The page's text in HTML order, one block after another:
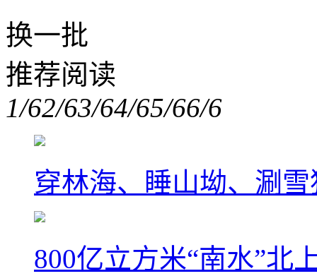
换一批
推荐阅读
1/62/63/64/65/66/6
穿林海、睡山坳、涮
800亿立方米“南水”北